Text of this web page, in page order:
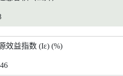
效益指数 (Iε) (%)